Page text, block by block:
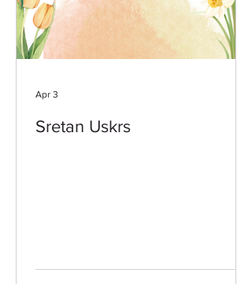
Sretan Uskrs
Apr 3